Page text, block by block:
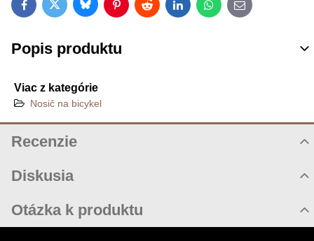
FacebookTwitterBlueskyPinterestRedditLinkedInWhatsApp
E-mail
Popis produktu
Viac z kategórie
Nosič na bicykel
Recenzie
Diskusia
Zatiaľ nie sú žiadne komentáre! Buďte prvý!
Otázka k produktu